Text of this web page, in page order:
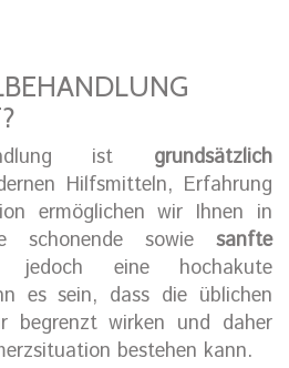
ist grundsätzlich
Hilfsmitteln, Erfahrung
ermöglichen wir Ihnen in
schonende sowie sanfte
eine hochakute
es sein, dass die üblichen
begrenzt wirken und daher
bestehen kann.